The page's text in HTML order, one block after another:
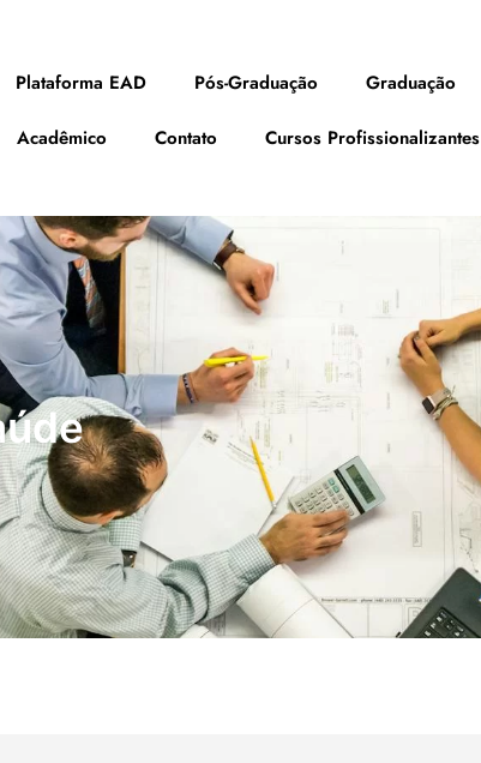
Plataforma EAD Pós-Graduação Graduação
Acadêmico Contato Cursos Profissionalizantes